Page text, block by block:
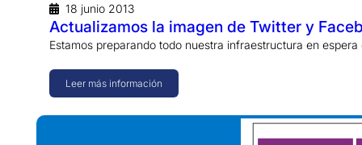
18 junio 2013
Actualizamos la imagen de Twitter y
Estamos preparando todo nuestra infraestructura en
Leer más información